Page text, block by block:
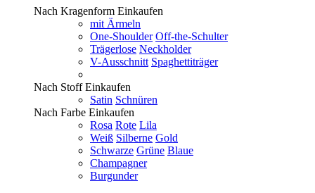
Nach Kragenform Einkaufen
mit Ärmeln
One-Shoulder Off-the-Schulter
Trägerlose Neckholder
V-Ausschnitt Spaghettiträger
Nach Stoff Einkaufen
Satin Schnüren
Nach Farbe Einkaufen
Rosa Rote Lila
Weiß Silberne Gold
Schwarze Grüne Blaue
Champagner
Burgunder